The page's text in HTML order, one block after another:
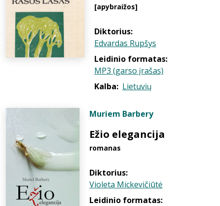
[apybraižos]
Diktorius:
Edvardas Rupšys
Leidinio formatas:
MP3 (garso įrašas)
Kalba: Lietuvių
Muriem Barbery
Ežio elegancija
romanas
Diktorius:
Violeta Mickevičiūtė
Leidinio formatas: